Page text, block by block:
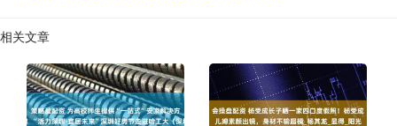
相关文章